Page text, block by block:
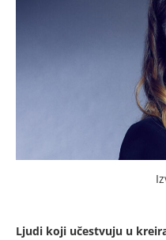
Ljudi koji učestvuju u